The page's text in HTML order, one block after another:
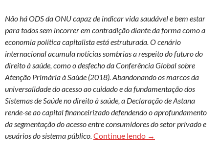
Não há ODS da ONU capaz de indicar vida saudável e bem estar
para todos sem incorrer em contradição diante da forma como a
economia política capitalista está estruturada. O cenário
internacional acumula notícias sombrias a respeito do futuro do
direito à saúde, como o desfecho da Conferência Global sobre
Atenção Primária à Saúde (2018). Abandonando os marcos da
universalidade do acesso ao cuidado e da fundamentação dos
Sistemas de Saúde no direito à saúde, a Declaração de Astana
rende-se ao capital financeirizado defendendo o aprofundamento
da segmentação do acesso entre consumidores do setor privado e
usuários do sistema público.Continue lendo Objetivos de
→